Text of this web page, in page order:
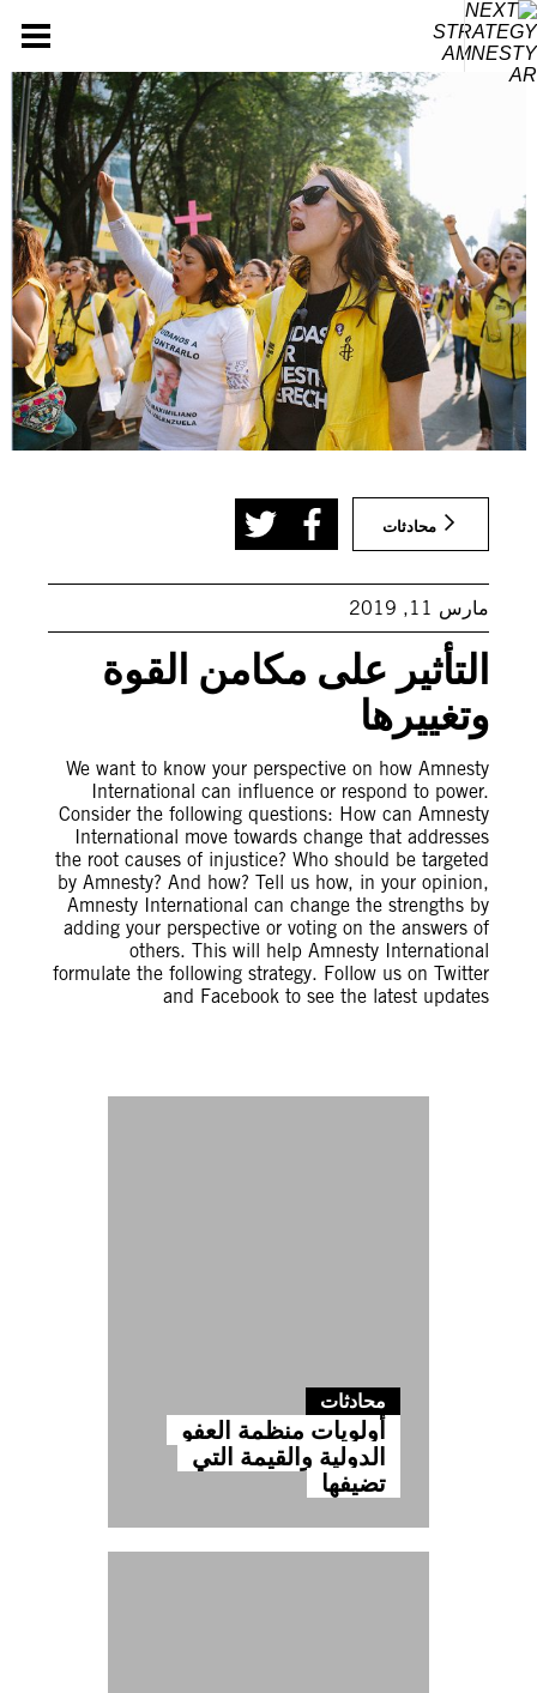
تخطى
إلى
المحتوى
محادثات
مارس 11, 2019
التأثير على مكامن القوة
وتغييرها
We want to know your perspective on how Amnesty
International can influence or respond to power.
Consider the following questions: How can Amnesty
International move towards change that addresses
the root causes of injustice? Who should be targeted
by Amnesty? And how? Tell us how, in your opinion,
Amnesty International can change the strengths by
adding your perspective or voting on the answers of
others. This will help Amnesty International
formulate the following strategy. Follow us on Twitter
and Facebook to see the latest updates
محادثات
أولويات منظمة العفو
الدولية والقيمة التي
تضيفها